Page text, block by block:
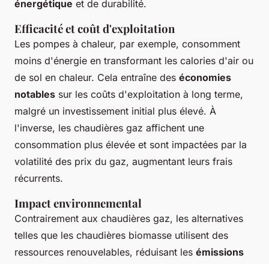
énergétique et de durabilité.
Efficacité et coût d'exploitation
Les pompes à chaleur, par exemple, consomment
moins d'énergie en transformant les calories d'air ou
de sol en chaleur. Cela entraîne des économies
notables sur les coûts d'exploitation à long terme,
malgré un investissement initial plus élevé. À
l'inverse, les chaudières gaz affichent une
consommation plus élevée et sont impactées par la
volatilité des prix du gaz, augmentant leurs frais
récurrents.
Impact environnemental
Contrairement aux chaudières gaz, les alternatives
telles que les chaudières biomasse utilisent des
ressources renouvelables, réduisant les émissions